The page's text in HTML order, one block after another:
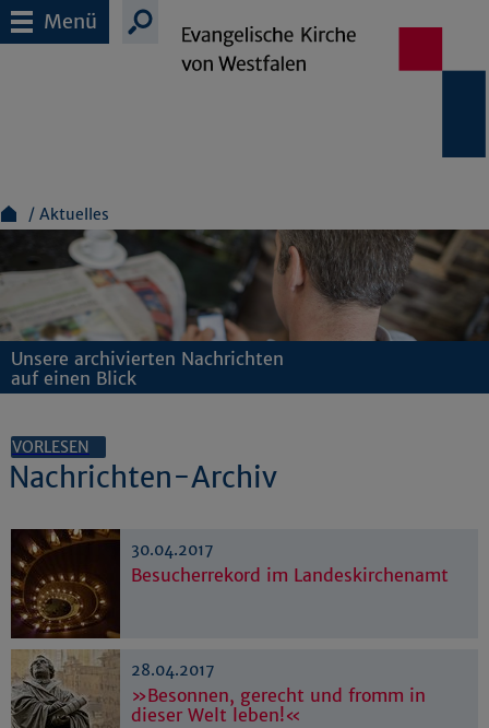
Menü
Aktuelles
Unsere archivierten Nachrichten
auf einen Blick
VORLESEN
Nachrichten-Archiv
30.04.2017
Besucherrekord im Landeskirchenamt
28.04.2017
»Besonnen, gerecht und fromm in
dieser Welt leben!«